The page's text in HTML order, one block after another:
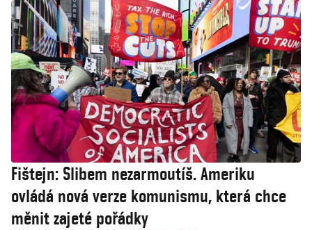
Fištejn: Slibem nezarmoutíš. Ameriku
ovládá nová verze komunismu, která chce
měnit zajeté pořádky